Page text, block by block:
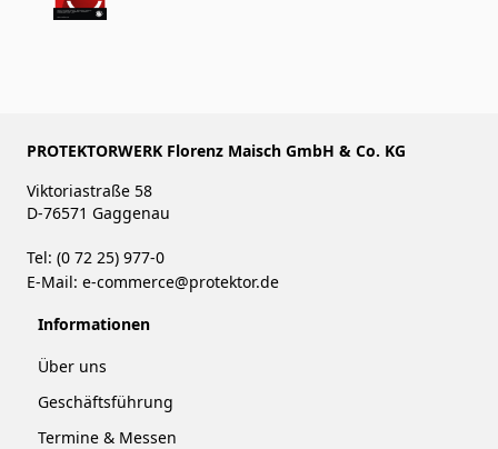
PROTEKTORWERK Florenz Maisch GmbH & Co. KG
Viktoriastraße 58
D-76571 Gaggenau
Tel: (0 72 25) 977-0
E-Mail: e-commerce@protektor.de
Informationen
Über uns
Geschäftsführung
Termine & Messen